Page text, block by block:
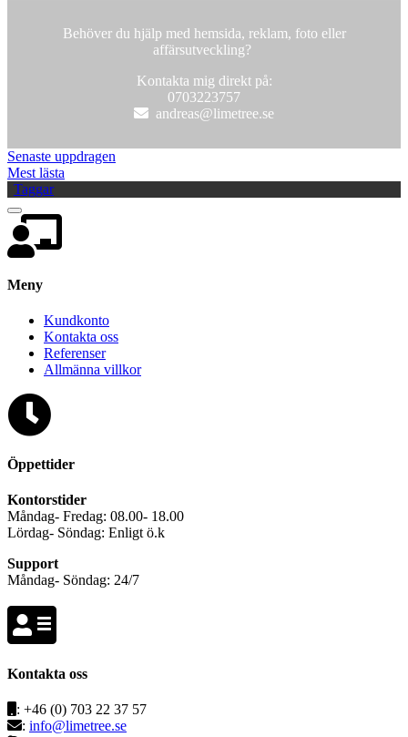
Behöver du hjälp med hemsida, reklam, foto eller
affärsutveckling?
Kontakta mig direkt på:
0703223757
Senaste uppdragen
Mest lästa
Taggar
Meny
Kundkonto
Kontakta oss
Referenser
Allmänna villkor
Öppettider
Kontorstider
Måndag- Fredag: 08.00- 18.00
Lördag- Söndag: Enligt ö.k
Support
Måndag- Söndag: 24/7
Kontakta oss
: +46 (0) 703 22 37 57
: